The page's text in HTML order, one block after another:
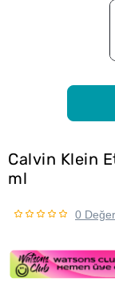
Calvin Klein
ml
0